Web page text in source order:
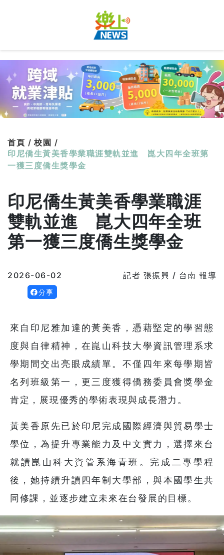
首頁 / 校園 /
印尼僑生黃美香學業職涯雙軌並進 崑大四年全班第
一獲三度僑生獎學金
印尼僑生黃美香學業職涯
雙軌並進 崑大四年全班
第一獲三度僑生獎學金
2026-06-02 記者 張振興 / 台南 報導
分享
來自印尼雅加達的黃美香，憑藉堅定的學習態
度與自律精神，在崑山科技大學資訊管理系求
學期間交出亮眼成績單。不僅四年來每學期皆
名列班級第一，更三度獲得僑務委員會獎學金
肯定，展現優秀的學術表現與成長潛力。
黃美香原先已於印尼完成國際經濟與貿易學士
學位，為提升專業能力及中文實力，選擇來台
就讀崑山科大資管系海青班。完成二專學程
後，她持續升讀四年制大學部，與本國學生共
同修課，並逐步建立未來在台發展的目標。